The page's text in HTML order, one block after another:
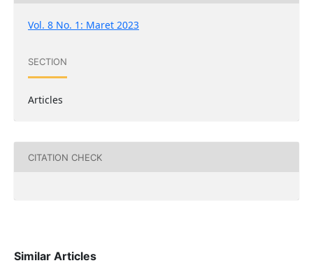
Vol. 8 No. 1: Maret 2023
SECTION
Articles
CITATION CHECK
Similar Articles